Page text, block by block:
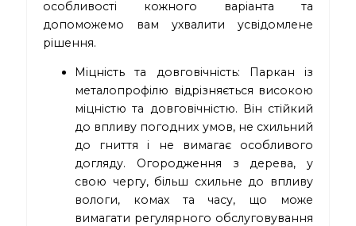
особливості кожного варіанта та
допоможемо вам ухвалити усвідомлене
рішення.
Міцність та довговічність: Паркан із
металопрофілю відрізняється високою
міцністю та довговічністю. Він стійкий
до впливу погодних умов, не схильний
до гниття і не вимагає особливого
догляду. Огородження з дерева, у
свою чергу, більш схильне до впливу
вологи, комах та часу, що може
вимагати регулярного обслуговування